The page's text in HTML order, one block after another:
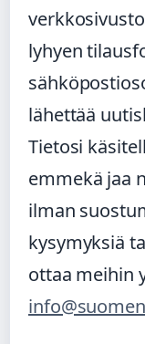
lyhyen
lähettää
Tietosi
emmekä jaa
ilman
kysymyksiä
ottaa meihin